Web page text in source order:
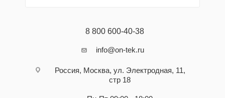
8 800 600-40-38
info@on-tek.ru
Россия, Москва, ул. Электродная, 11,
стр 18